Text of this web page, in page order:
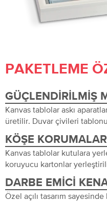
PAKETLEME
GÜÇLENDIRILMIŞ
Kanvas tablolar askı
üretilir. Duvar çivileri
KÖŞE KORUMALARI
Kanvas tablolar kutulara
koruyucu kartonlar
DARBE EMICI
Özel açılı tasarım